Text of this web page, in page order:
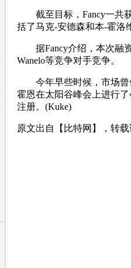
截至目标，Fancy一共获
括了马克-安德森和本-霍洛
据Fancy介绍，本次融资
Wanelo等竞争对手竞争。
今年早些时候，市场曾传
霍恩在太阳谷峰会上进行
注册。(Kuke)
原文出自【比特网】，转载